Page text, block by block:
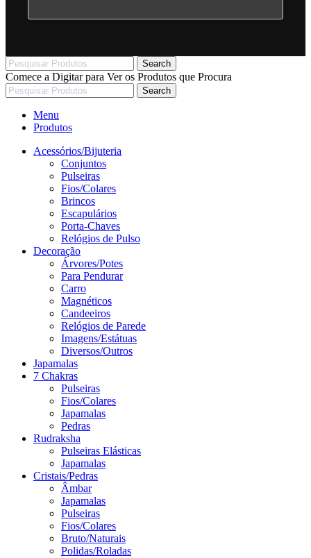
Search
Comece a Digitar para Ver os Produtos que Procura
Search
Menu
Produtos
Acessórios/Bijuteria
Conjuntos
Pulseiras
Fios/Colares
Brincos
Escapulários
Porta-Chaves
Relógios de Pulso
Decoração
Árvores/Potes
Para Pendurar
Carro
Magnéticos
Candeeiros
Relógios de Parede
Imagens/Estátuas
Diversos/Outros
Japamalas
7 Chakras
Pulseiras
Fios/Colares
Japamalas
Pedras
Rudraksha
Pulseiras Elásticas
Japamalas
Cristais/Pedras
Âmbar
Japamalas
Pulseiras
Fios/Colares
Bruto/Naturais
Polidas/Roladas